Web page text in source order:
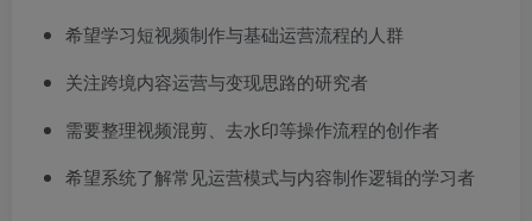
希望学习短视频制作与基础运营流程的人群
关注跨境内容运营与变现思路的研究者
需要整理视频混剪、去水印等操作流程的创作者
希望系统了解常见运营模式与内容制作逻辑的学习者